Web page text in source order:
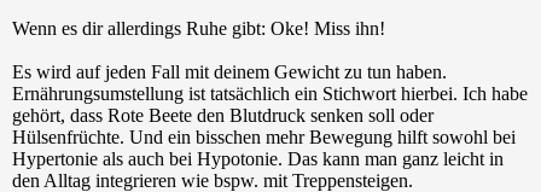
Wenn es dir allerdings Ruhe gibt: Oke! Miss ihn!
Es wird auf jeden Fall mit deinem Gewicht zu tun haben.
Ernährungsumstellung ist tatsächlich ein Stichwort hierbei. Ich habe
gehört, dass Rote Beete den Blutdruck senken soll oder
Hülsenfrüchte. Und ein bisschen mehr Bewegung hilft sowohl bei
Hypertonie als auch bei Hypotonie. Das kann man ganz leicht in
den Alltag integrieren wie bspw. mit Treppensteigen.